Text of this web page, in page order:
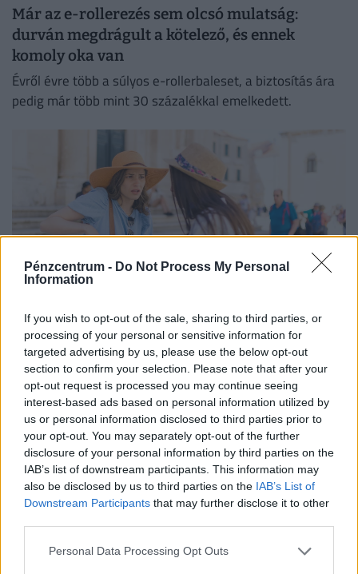
Pénzcentrum - Do Not Process My Personal
Information
If you wish to opt-out of the sale, sharing to third parties, or
processing of your personal or sensitive information for
targeted advertising by us, please use the below opt-out
section to confirm your selection. Please note that after your
opt-out request is processed you may continue seeing
interest-based ads based on personal information utilized by
us or personal information disclosed to third parties prior to
your opt-out. You may separately opt-out of the further
disclosure of your personal information by third parties on the
IAB’s list of downstream participants. This information may
also be disclosed by us to third parties on the IAB’s List of
Downstream Participants that may further disclose it to other
Personal Data Processing Opt Outs
Már az e-rollerezés sem olcsó mulatság:
durván megdrágult a kötelező, és ennek
komoly oka van
Évről évre több a súlyos e-rollerbaleset, a biztosítás ára
pedig már több mint 30 százalékkal emelkedett.
Így fosztják ki a turistákat a legnépszerűbb
nyaralóhelyeken: ezekre a trükkökre érdemes
figyelni
A turisták egyik legnagyobb veszélye nem a rossz idő
vagy a lekésett repülő, hanem a zsebtolvajok és csalók
kifinomult módszerei lehetnek.